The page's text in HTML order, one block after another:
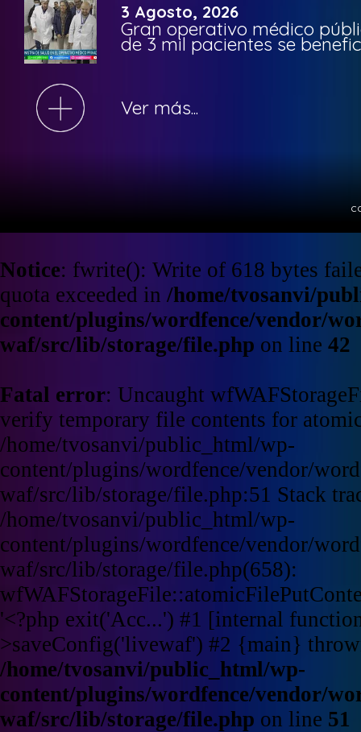
3 Agosto, 2026
Gran operativo médico
de 3 mil pacientes se
Ver más...
Notice: fwrite(): Write of 618 bytes
quota exceeded in /home/tvosanvi/
content/plugins/wordfence/vendor/
waf/src/lib/storage/file.php on line 42
Fatal error: Uncaught
verify temporary file contents for
/home/tvosanvi/public_html/wp-
content/plugins/wordfence/vendor/
waf/src/lib/storage/file.php:51 Stack
/home/tvosanvi/public_html/wp-
content/plugins/wordfence/vendor/
waf/src/lib/storage/file.php(658):
'<?php exit('Acc...') #1 [internal
>saveConfig('livewaf') #2 {main}
/home/tvosanvi/public_html/wp-
content/plugins/wordfence/vendor/
waf/src/lib/storage/file.php on line 51